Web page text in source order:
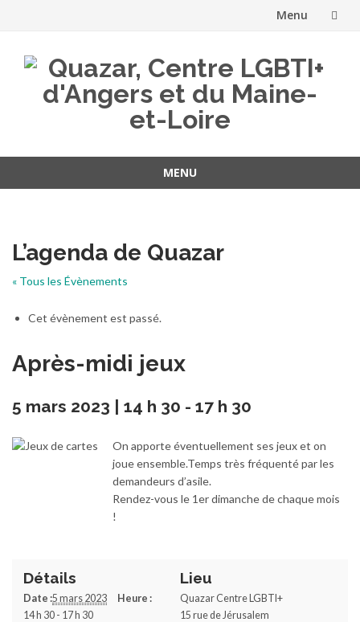
Menu
contenu
MENU
L’agenda de Quazar
« Tous les Évènements
Cet évènement est passé.
Après-midi jeux
5 mars 2023 | 14 h 30 - 17 h 30
On apporte éventuellement ses jeux et on
joue ensemble.Temps très fréquenté par les
demandeurs d’asile.
Rendez-vous le 1er dimanche de chaque mois
!
Détails
Date :5 mars 2023
Heure :
14 h 30 - 17 h 30
Lieu
Quazar Centre LGBTI+
15 rue de Jérusalem